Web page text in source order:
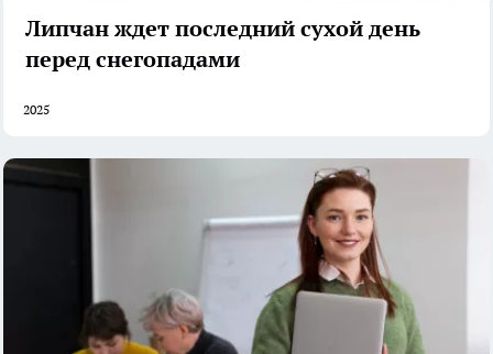
Липчан ждет последний сухой день
перед снегопадами
2025